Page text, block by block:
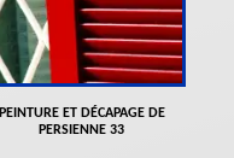
PEINTURE ET DÉCAPAGE DE
PERSIENNE 33